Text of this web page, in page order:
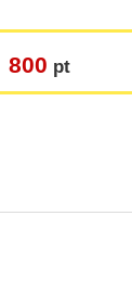
800 pt